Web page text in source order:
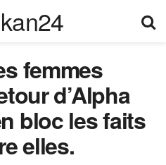
femmes
d’Alpha
bloc les faits
elles.